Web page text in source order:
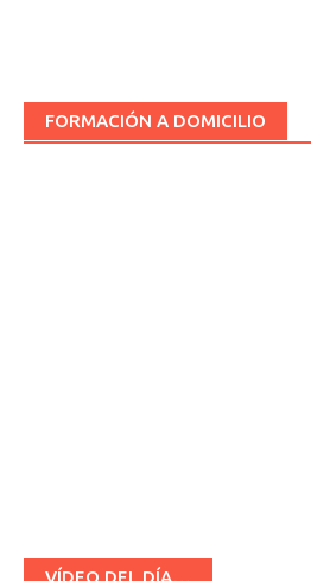
FORMACIÓN A DOMICILIO
VÍDEO DEL DÍA…